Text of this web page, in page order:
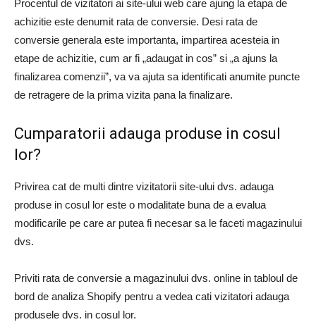
Procentul de vizitatori ai site-ului web care ajung la etapa de
achizitie este denumit rata de conversie. Desi rata de
conversie generala este importanta, impartirea acesteia in
etape de achizitie, cum ar fi „adaugat in cos” si „a ajuns la
finalizarea comenzii”, va va ajuta sa identificati anumite puncte
de retragere de la prima vizita pana la finalizare.
Cumparatorii adauga produse in cosul
lor?
Privirea cat de multi dintre vizitatorii site-ului dvs. adauga
produse in cosul lor este o modalitate buna de a evalua
modificarile pe care ar putea fi necesar sa le faceti magazinului
dvs.
Priviti rata de conversie a magazinului dvs. online in tabloul de
bord de analiza Shopify pentru a vedea cati vizitatori adauga
produsele dvs. in cosul lor.